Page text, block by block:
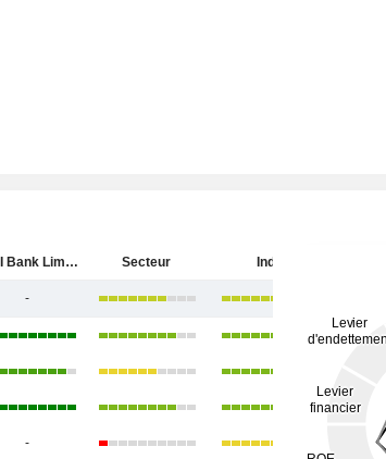
ICICI Bank Limited Secteur Inde
-
-